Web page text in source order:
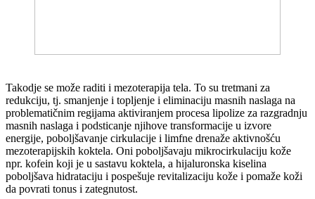
Takodje se može raditi i mezoterapija tela. To su tretmani za
redukciju, tj. smanjenje i topljenje i eliminaciju masnih naslaga na
problematičnim regijama aktiviranjem procesa lipolize za razgradnju
masnih naslaga i podsticanje njihove transformacije u izvore
energije, poboljšavanje cirkulacije i limfne drenaže aktivnošću
mezoterapijskih koktela. Oni poboljšavaju mikrocirkulaciju kože
npr. kofein koji je u sastavu koktela, a hijaluronska kiselina
poboljšava hidrataciju i pospešuje revitalizaciju kože i pomaže koži
da povrati tonus i zategnutost.